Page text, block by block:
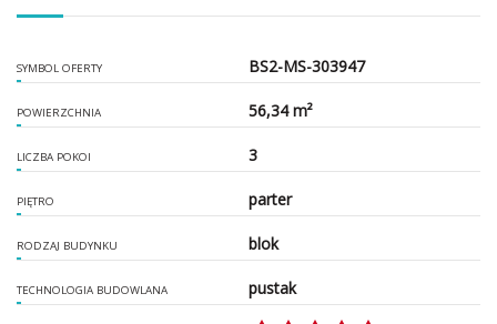
SYMBOL OFERTY BS2-MS-303947
POWIERZCHNIA 56,34 m²
LICZBA POKOI 3
PIĘTRO parter
RODZAJ BUDYNKU blok
TECHNOLOGIA BUDOWLANA pustak